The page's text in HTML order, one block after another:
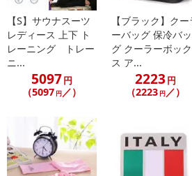
※発送予定日は前後する場合がございま
日が異なります。
※dショッピングサンプル百貨店よりお届
だいた後のご感想をいただくことを目的
禁じます。
転売等、目的以外での利用が確認された
【配送伝票番号について】
※こちらの商品については商品の発送完了
配送伝票番号がマイページに表示されな
【S】サウナスーツ
レディース 上下 ト
レーニング トレー
ニ...
5097円
（5097 円／）
【ブラック】クー
ーバッグ 保冷バッ
グ クーラーボック
ス ア...
2223円
（2223 円 ／）